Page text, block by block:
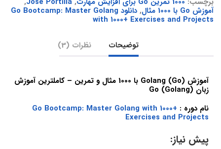
آموزش Go با 1000 مثال , دانلود Go Bootcamp: Master Golang
with 1000+ Exercises and Projects
توضیحات نظرات (3)
آموزش (Golang (Go با 1000 مثال و تمرین – کاملترین آموزش
زبان Go (Golang)
نام دوره : Go Bootcamp: Master Golang with 1000+
Exercises and Projects
پیش نیاز: